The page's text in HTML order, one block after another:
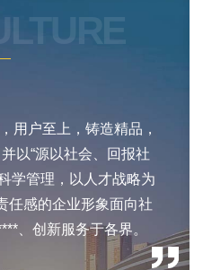
用户至上，铸造精品，
以“源以社会、回报社
学管理，以人才战略为
任感的企业形象面向社
、创新服务于各界。